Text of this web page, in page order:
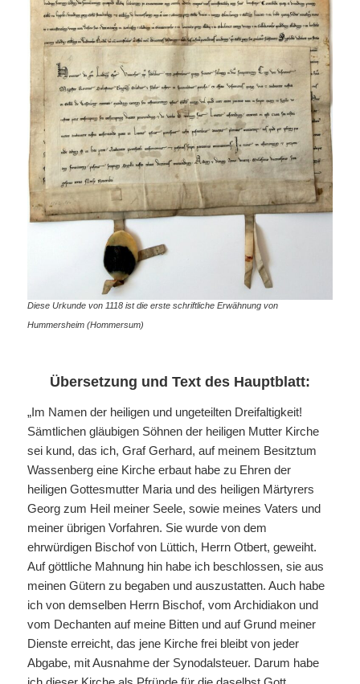
Diese Urkunde von 1118 ist die erste schriftliche Erwähnung von
Hummersheim (Hommersum)
Übersetzung und Text des Hauptblatt:
„Im Namen der heiligen und ungeteilten Dreifaltigkeit!
Sämtlichen gläubigen Söhnen der heiligen Mutter Kirche
sei kund, das ich, Graf Gerhard, auf meinem Besitztum
Wassenberg eine Kirche erbaut habe zu Ehren der
heiligen Gottesmutter Maria und des heiligen Märtyrers
Georg zum Heil meiner Seele, sowie meines Vaters und
meiner übrigen Vorfahren. Sie wurde von dem
ehrwürdigen Bischof von Lüttich, Herrn Otbert, geweiht.
Auf göttliche Mahnung hin habe ich beschlossen, sie aus
meinen Gütern zu begaben und auszustatten. Auch habe
ich von demselben Herrn Bischof, vom Archidiakon und
vom Dechanten auf meine Bitten und auf Grund meiner
Dienste erreicht, das jene Kirche frei bleibt von jeder
Abgabe, mit Ausnahme der Synodalsteuer. Darum habe